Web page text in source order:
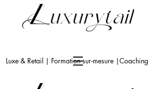
Luxe & Retail | Formation sur-mesure |Coaching